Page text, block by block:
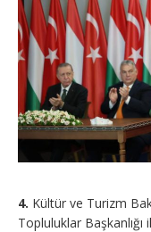
4. Kültür ve Turizm
Topluluklar